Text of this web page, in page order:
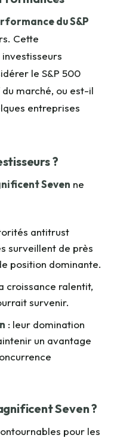
du S&P
Cette
le S&P 500
marché, ou est-il
entreprises
?
Seven ne
antitrust
surveillent de près
position dominante.
croissance ralentit,
survenir.
: leur domination
un avantage
Seven ?
pour les